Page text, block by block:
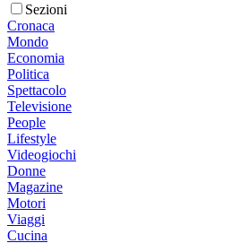
Sezioni
Cronaca
Mondo
Economia
Politica
Spettacolo
Televisione
People
Lifestyle
Videogiochi
Donne
Magazine
Motori
Viaggi
Cucina